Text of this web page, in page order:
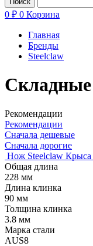
0 ₽ 0 Корзина
Главная
Бренды
Steelclaw
Рекомендации
Рекомендации
Сначала дешевые
Сначала дорогие
Нож Steelclaw Крыса
Общая длина
228 мм
Длина клинка
90 мм
Толщина клинка
3.8 мм
Марка стали
AUS8